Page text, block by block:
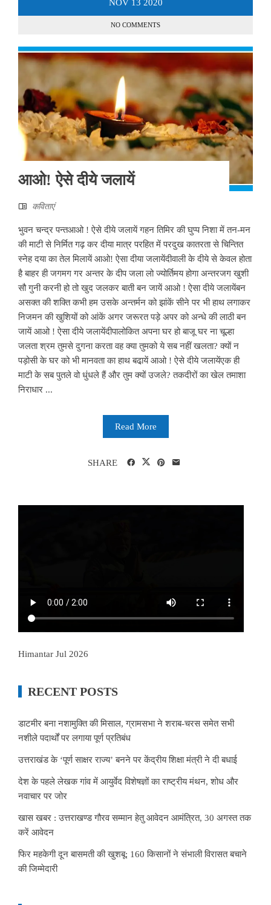
NOV 13 2020
NO COMMENTS
आओ! ऐसे दीये जलायें
कविताएं
भुवन चन्द्र पन्तआओ ! ऐसे दीये जलायें गहन तिमिर की घुप्प निशा में तन-मन
की माटी से निर्मित गढ़ कर दीया मात्र परहित में परदुख कातरता से चिन्तित
स्नेह दया का तेल मिलायें आओ! ऐसा दीया जलायेंदीवाली के दीये से केवल होता
है बाहर ही जगमग गर अन्तर के दीप जला लो ज्योर्तिमय होगा अन्तरजग खुशी
सौ गुनी करनी हो तो खुद जलकर बाती बन जायें आओ ! ऐसा दीये जलायेंबन
असक्त की शक्ति कभी हम उसके अन्तर्मन को झांकें सीने पर भी हाथ लगाकर
निजमन की खुशियों को आंकें अगर जरूरत पड़े अपर को अन्धे की लाठी बन
जायें आओ ! ऐसा दीये जलायेंदीपालोकित अपना घर हो बाजू घर ना चूल्हा
जलता श्रम तुमसे दुगना करता वह क्या तुमको ये सब नहीं खलता? क्यों न
पड़ोसी के घर को भी मानवता का हाथ बढा़यें आओ ! ऐसे दीये जलायेंएक ही
माटी के सब पुतले वो धुंधले हैं और तुम क्यों उजले? तकदीरों का खेल तमाशा
निराधार ...
Read More
SHARE
Himantar Jul 2026
RECENT POSTS
डाटमीर बना नशामुक्ति की मिसाल, ग्रामसभा ने शराब-चरस समेत सभी
नशीले पदार्थों पर लगाया पूर्ण प्रतिबंध
उत्तराखंड के ‘पूर्ण साक्षर राज्य’ बनने पर केंद्रीय शिक्षा मंत्री ने दी बधाई
देश के पहले लेखक गांव में आयुर्वेद विशेषज्ञों का राष्ट्रीय मंथन, शोध और
नवाचार पर जोर
खास खबर : उत्तराखण्ड गौरव सम्मान हेतु आवेदन आमंत्रित, 30 अगस्त तक
करें आवेदन
फिर महकेगी दून बासमती की खुशबू: 160 किसानों ने संभाली विरासत बचाने
की जिम्मेदारी